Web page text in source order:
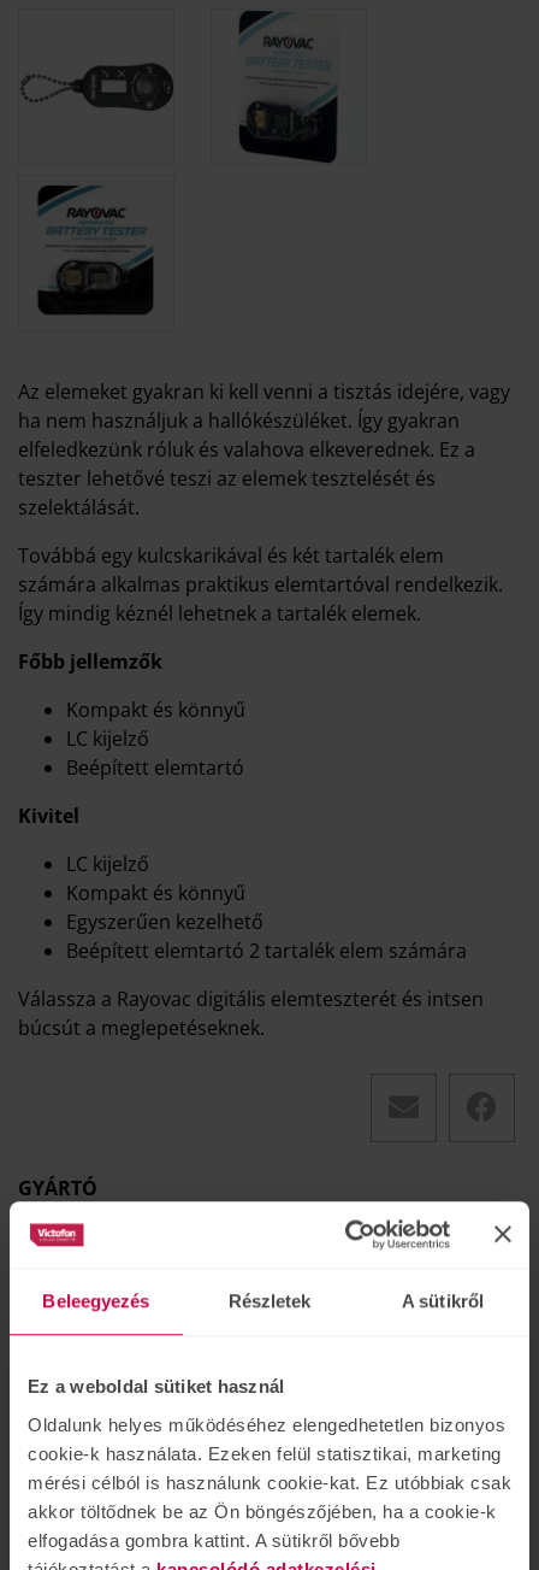
Beleegyezés Részletek A sütikről
Ez a weboldal sütiket használ
Oldalunk helyes működéséhez elengedhetetlen bizonyos
cookie-k használata. Ezeken felül statisztikai, marketing
mérési célból is használunk cookie-kat. Ez utóbbiak csak
akkor töltődnek be az Ön böngészőjében, ha a cookie-k
elfogadása gombra kattint. A sütikről bővebb
Az elemeket gyakran ki kell venni a tisztás idejére, vagy
ha nem használjuk a hallókészüléket. Így gyakran
elfeledkezünk róluk és valahova elkeverednek. Ez a
teszter lehetővé teszi az elemek tesztelését és
szelektálását.
Továbbá egy kulcskarikával és két tartalék elem
számára alkalmas praktikus elemtartóval rendelkezik.
Így mindig kéznél lehetnek a tartalék elemek.
Főbb jellemzők
Kompakt és könnyű
LC kijelző
Beépített elemtartó
Kivitel
LC kijelző
Kompakt és könnyű
Egyszerűen kezelhető
Beépített elemtartó 2 tartalék elem számára
Válassza a Rayovac digitális elemteszterét és intsen
búcsút a meglepetéseknek.
GYÁRTÓ
Rayovac
Ajánlott termékek